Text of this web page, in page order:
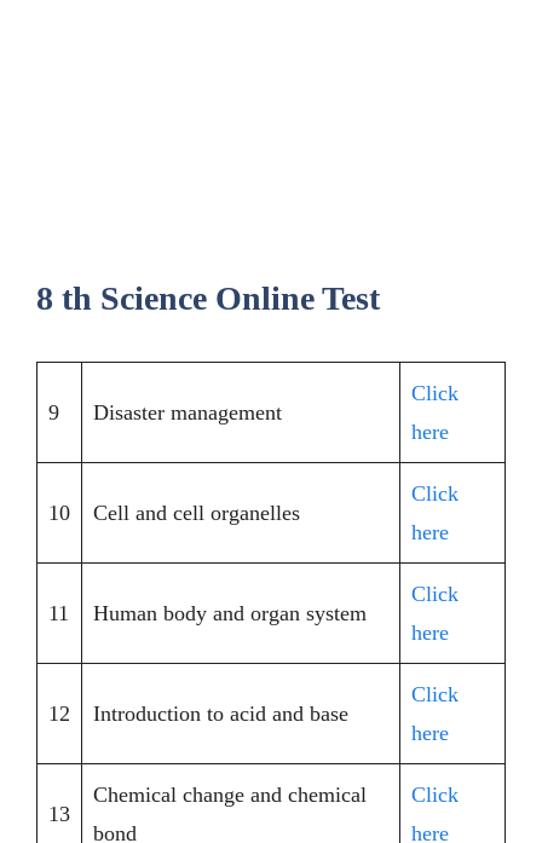
8 th Science Online Test
9 Disaster management
Click
here
10 Cell and cell organelles
Click
here
11 Human body and organ system
Click
here
12 Introduction to acid and base
Click
here
13
Chemical change and chemical
bond
Click
here